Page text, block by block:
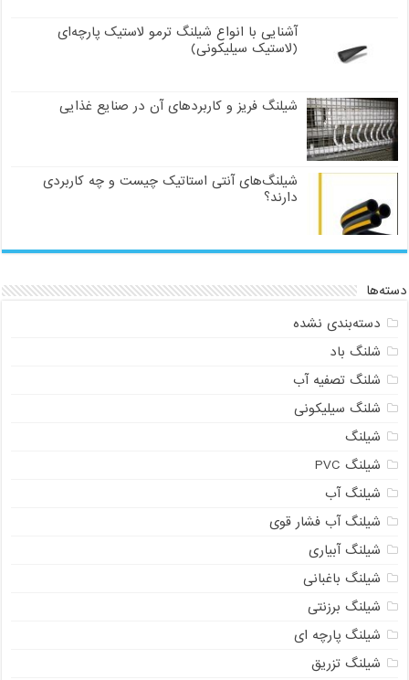
آشنایی با انواع شیلنگ ترمو لاستیک پارچه‌ای
(لاستیک سیلیکونی)
شیلنگ فریز و کاربردهای آن در صنایع غذایی
شیلنگ‌های آنتی استاتیک چیست و چه کاربردی
دارند؟
دسته‌ها
دسته‌بندی نشده
شلنگ باد
شلنگ تصفیه آب
شلنگ سیلیکونی
شیلنگ
شیلنگ PVC
شیلنگ آب
شیلنگ آب فشار قوی
شیلنگ آبیاری
شیلنگ باغبانی
شیلنگ برزنتی
شیلنگ پارچه ای
شیلنگ تزریق